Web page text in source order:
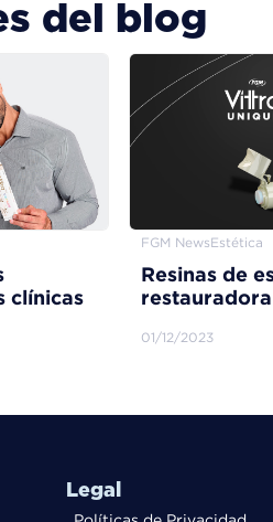
del blog
clínicas
FGM News Estética
Resinas de
01/12/2023
Legal